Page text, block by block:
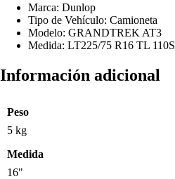
Marca: Dunlop
Tipo de Vehículo: Camioneta
Modelo: GRANDTREK AT3
Medida: LT225/75 R16 TL 110S
Información adicional
Peso
5 kg
Medida
16"